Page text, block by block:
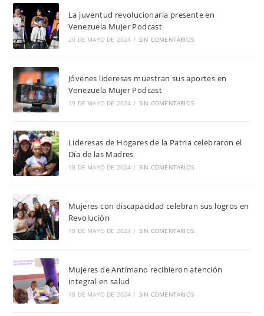
La juventud revolucionaria presente en
Venezuela Mujer Podcast
20 DE MAYO DE 2024 / SIN COMENTARIOS
Jóvenes lideresas muestran sus aportes en
Venezuela Mujer Podcast
19 DE MAYO DE 2024 / SIN COMENTARIOS
Lideresas de Hogares de la Patria celebraron el
Día de las Madres
18 DE MAYO DE 2024 / SIN COMENTARIOS
Mujeres con discapacidad celebran sus logros en
Revolución
18 DE MAYO DE 2024 / SIN COMENTARIOS
Mujeres de Antímano recibieron atención
integral en salud
18 DE MAYO DE 2024 / SIN COMENTARIOS